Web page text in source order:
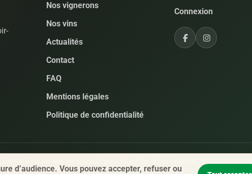
Nos vignerons
Nos vins
Actualités
Contact
FAQ
Mentions légales
Politique de confidentialité
Connexion
d’audience. Vous pouvez accepter, refuser ou